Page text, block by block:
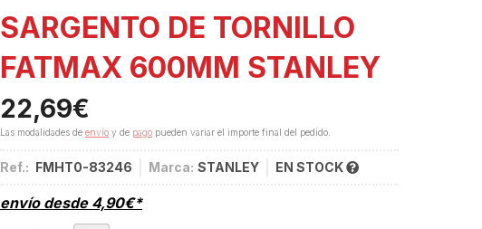
SARGENTO DE TORNILLO
FATMAX 600MM STANLEY
22,69€
Las modalidades de envío y de pago pueden variar el importe final del pedido.
Ref.: FMHT0-83246 Marca: STANLEY EN STOCK
envío desde 4,90€*